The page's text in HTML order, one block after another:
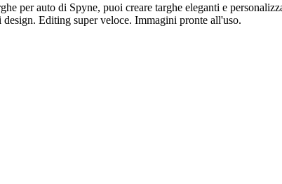
per auto di Spyne, puoi creare targhe eleganti e
Editing super veloce. Immagini pronte all'uso.